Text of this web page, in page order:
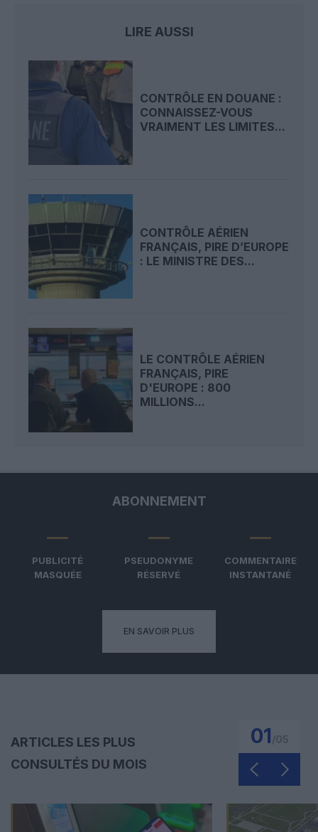
LIRE AUSSI
CONTRÔLE EN DOUANE :
CONNAISSEZ-VOUS
VRAIMENT LES LIMITES...
CONTRÔLE AÉRIEN
FRANÇAIS, PIRE D’EUROPE
: LE MINISTRE DES...
LE CONTRÔLE AÉRIEN
FRANÇAIS, PIRE
D'EUROPE : 800
MILLIONS...
ABONNEMENT
PUBLICITÉ
MASQUÉE
PSEUDONYME
RÉSERVÉ
COMMENTAIRE
INSTANTANÉ
EN SAVOIR PLUS
ARTICLES LES PLUS
CONSULTÉS DU MOIS
01